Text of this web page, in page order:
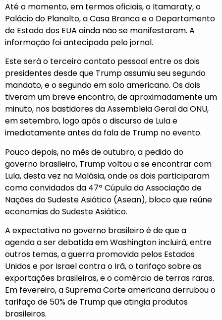
Até o momento, em termos oficiais, o Itamaraty, o
Palácio do Planalto, a Casa Branca e o Departamento
de Estado dos EUA ainda não se manifestaram. A
informação foi antecipada pelo jornal.
Este será o terceiro contato pessoal entre os dois
presidentes desde que Trump assumiu seu segundo
mandato, e o segundo em solo americano. Os dois
tiveram um breve encontro, de aproximadamente um
minuto, nos bastidores da Assembleia Geral da ONU,
em setembro, logo após o discurso de Lula e
imediatamente antes da fala de Trump no evento.
Pouco depois, no mês de outubro, a pedido do
governo brasileiro, Trump voltou a se encontrar com
Lula, desta vez na Malásia, onde os dois participaram
como convidados da 47ª Cúpula da Associação de
Nações do Sudeste Asiático (Asean), bloco que reúne
economias do Sudeste Asiático.
A expectativa no governo brasileiro é de que a
agenda a ser debatida em Washington incluirá, entre
outros temas, a guerra promovida pelos Estados
Unidos e por Israel contra o Irã, o tarifaço sobre as
exportações brasileiras, e o comércio de terras raras.
Em fevereiro, a Suprema Corte americana derrubou o
tarifaço de 50% de Trump que atingia produtos
brasileiros.